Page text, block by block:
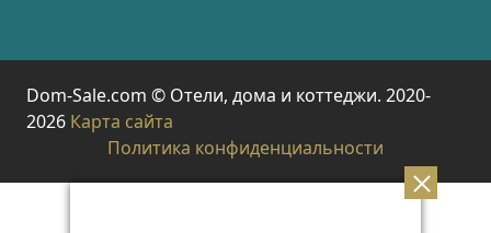
Dom-Sale.com © Отели, дома и коттеджи. 2020-
2026 Карта сайта
Политика конфиденциальности